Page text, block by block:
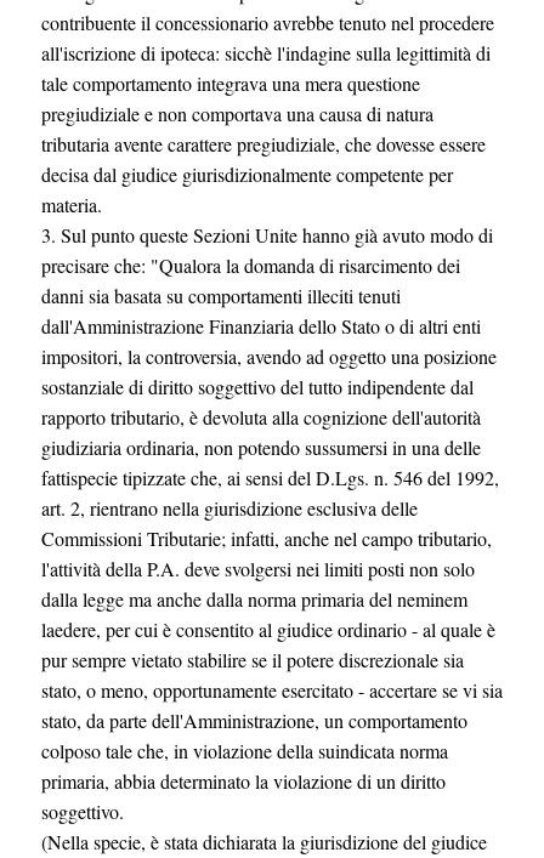
contribuente il concessionario avrebbe tenuto nel procedere
all'iscrizione di ipoteca: sicchè l'indagine sulla legittimità di
tale comportamento integrava una mera questione
pregiudiziale e non comportava una causa di natura
tributaria avente carattere pregiudiziale, che dovesse essere
decisa dal giudice giurisdizionalmente competente per
materia.
3. Sul punto queste Sezioni Unite hanno già avuto modo di
precisare che: "Qualora la domanda di risarcimento dei
danni sia basata su comportamenti illeciti tenuti
dall'Amministrazione Finanziaria dello Stato o di altri enti
impositori, la controversia, avendo ad oggetto una posizione
sostanziale di diritto soggettivo del tutto indipendente dal
rapporto tributario, è devoluta alla cognizione dell'autorità
giudiziaria ordinaria, non potendo sussumersi in una delle
fattispecie tipizzate che, ai sensi del D.Lgs. n. 546 del 1992,
art. 2, rientrano nella giurisdizione esclusiva delle
Commissioni Tributarie; infatti, anche nel campo tributario,
l'attività della P.A. deve svolgersi nei limiti posti non solo
dalla legge ma anche dalla norma primaria del neminem
laedere, per cui è consentito al giudice ordinario - al quale è
pur sempre vietato stabilire se il potere discrezionale sia
stato, o meno, opportunamente esercitato - accertare se vi sia
stato, da parte dell'Amministrazione, un comportamento
colposo tale che, in violazione della suindicata norma
primaria, abbia determinato la violazione di un diritto
soggettivo.
(Nella specie, è stata dichiarata la giurisdizione del giudice